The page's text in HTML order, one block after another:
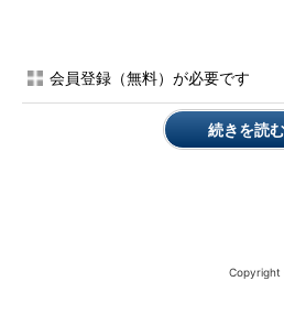
会員登録（無料）が必要です
続きを読む
Copyright